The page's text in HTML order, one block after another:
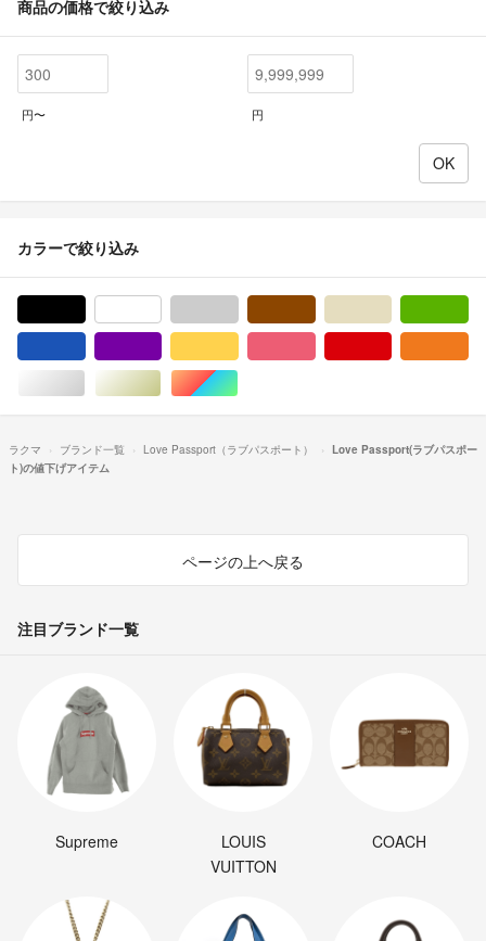
商品の価格で絞り込み
円〜 円
カラーで絞り込み
シルバー/銀色系ゴールド/金色系マルチカラー
ラクマ ブランド一覧 Love Passport（ラブパスポート）
Love Passport(ラブパスポー
ト)の値下げアイテム
ページの上へ戻る
注目ブランド一覧
Supreme
LOUIS
VUITTON
COACH